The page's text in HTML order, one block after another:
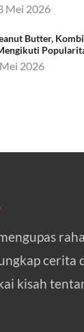
Mei 2026
Butter,
2026
cerita
kisah